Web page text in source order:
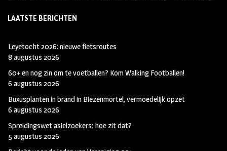
LAATSTE BERICHTEN
Leyetocht 2026: nieuwe fietsroutes
8 augustus 2026
60+ en nog zin om te voetballen? Kom Walking Footballen!
6 augustus 2026
Buxusplanten in brand in Biezenmortel, vermoedelijk opzet
6 augustus 2026
Spreidingswet asielzoekers: hoe zit dat?
5 augustus 2026